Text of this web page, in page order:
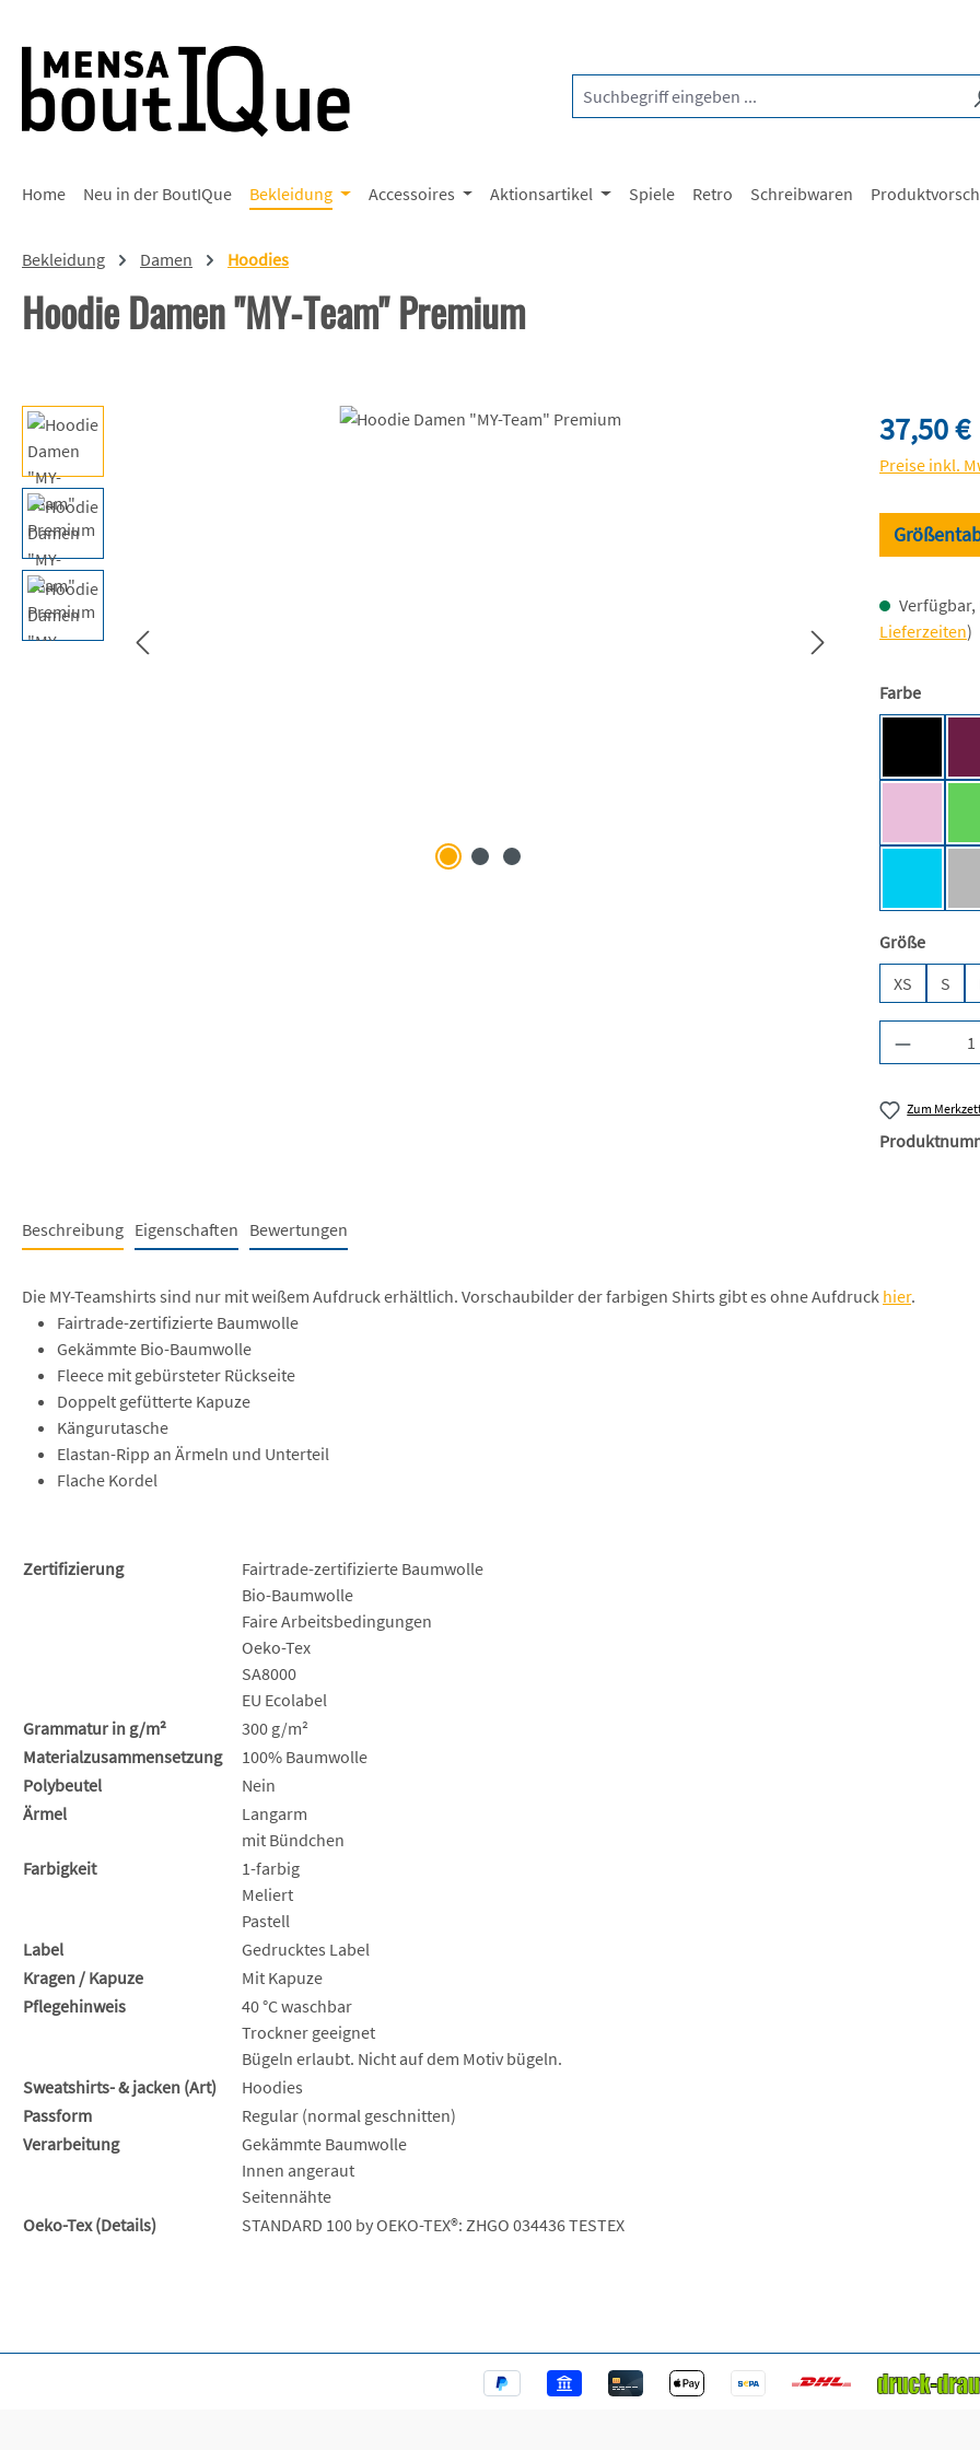
Home Neu in der BoutIQue Bekleidung Accessoires Aktionsartikel Spiele Retro Schreibwaren
Bekleidung Damen Hoodies
Hoodie Damen "MY-Team" Premium
Bildergalerie überspringen Regulärer
37,50 €
Preise inkl.
Verfügbar,
Lieferzeiten)
Farbe
Größe
XS
S
Zum
Beschreibung Eigenschaften Bewertungen
Die MY-Teamshirts sind nur mit weißem Aufdruck erhältlich. Vorschaubilder der farbigen Shirts gibt es ohne Aufdruck hier.
Fairtrade-zertifizierte Baumwolle
Gekämmte Bio-Baumwolle
Fleece mit gebürsteter Rückseite
Doppelt gefütterte Kapuze
Kängurutasche
Elastan-Ripp an Ärmeln und Unterteil
Flache Kordel
Zertifizierung
Fairtrade-zertifizierte Baumwolle
Bio-Baumwolle
Faire Arbeitsbedingungen
Oeko-Tex
SA8000
EU Ecolabel
Grammatur in g/m²
300 g/m²
Materialzusammensetzung
100% Baumwolle
Polybeutel
Nein
Ärmel
Langarm
mit Bündchen
Farbigkeit
1-farbig
Meliert
Pastell
Label
Gedrucktes Label
Kragen / Kapuze
Mit Kapuze
Pflegehinweis
40 °C waschbar
Trockner geeignet
Bügeln erlaubt. Nicht auf dem Motiv bügeln.
Sweatshirts- & jacken (Art)
Hoodies
Passform
Regular (normal geschnitten)
Verarbeitung
Gekämmte Baumwolle
Innen angeraut
Seitennähte
Oeko-Tex (Details)
STANDARD 100 by OEKO-TEX®: ZHGO 034436 TESTEX